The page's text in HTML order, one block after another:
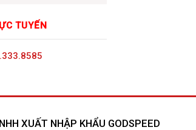
TUYẾN
XUẤT NHẬP KHẨU GODSPEED